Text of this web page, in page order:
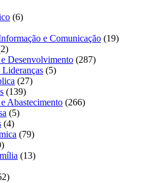
(6)
e Comunicação (19)
Desenvolvimento (287)
Lideranças (5)
(27)
(139)
Abastecimento (266)
(5)
(4)
(79)
(13)